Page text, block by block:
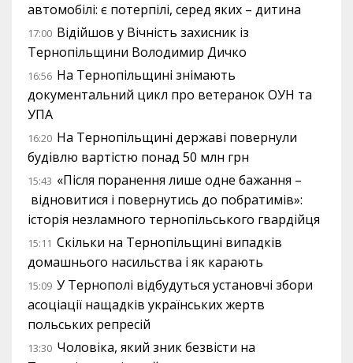
автомобілі: є потерпілі, серед яких – дитина
17:00 Відійшов у Вічність захисник із
Тернопільщини Володимир Дичко
16:56 На Тернопільщині знімають
документальний цикл про ветеранок ОУН та
УПА
16:20 На Тернопільщині державі повернули
будівлю вартістю понад 50 млн грн
15:43 «Після поранення лише одне бажання –
відновитися і повернутись до побратимів»:
історія незламного тернопільського гвардійця
15:11 Скільки на Тернопільщині випадків
домашнього насильства і як карають
15:09 У Тернополі відбудуться установчі збори
асоціації нащадків українських жертв
польських репресій
13:30 Чоловіка, який зник безвісти на